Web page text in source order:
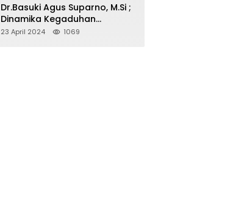
Dr.Basuki Agus Suparno, M.Si ;
Dinamika Kegaduhan
Komunikasi Politik Jelang
23 April 2024 1069